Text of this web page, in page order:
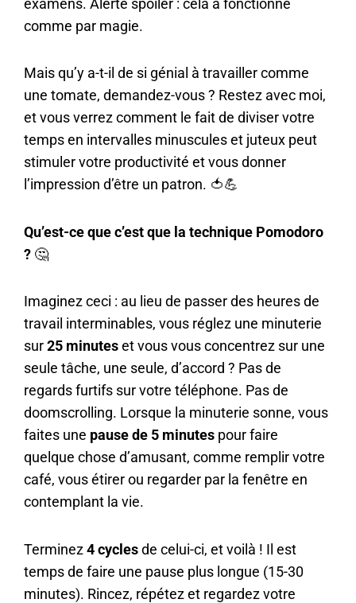
examens. Alerte spoiler : cela a fonctionné
comme par magie.
Mais qu’y a-t-il de si génial à travailler comme
une tomate, demandez-vous ? Restez avec moi,
et vous verrez comment le fait de diviser votre
temps en intervalles minuscules et juteux peut
stimuler votre productivité et vous donner
l’impression d’être un patron. 🍅💪
Qu’est-ce que c’est que la technique Pomodoro
? 🤔
Imaginez ceci : au lieu de passer des heures de
travail interminables, vous réglez une minuterie
sur25 minuteset vous vous concentrez sur une
seule tâche, une seule, d’accord ? Pas de
regards furtifs sur votre téléphone. Pas de
doomscrolling. Lorsque la minuterie sonne, vous
faites une pause de 5 minutes pour faire
quelque chose d’amusant, comme remplir votre
café, vous étirer ou regarder par la fenêtre en
contemplant la vie.
Terminez4 cyclesde celui-ci, et voilà ! Il est
temps de faire une pause plus longue (15-30
minutes). Rincez, répétez et regardez votre